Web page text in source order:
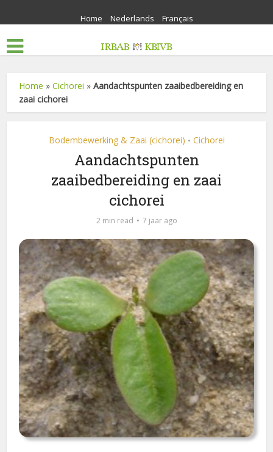
Home Nederlands Français
Home »Cichorei »Aandachtspunten zaaibedbereiding en
zaai cichorei
Bodembewerking & Zaai (cichorei) • Cichorei
Aandachtspunten
zaaibedbereiding en zaai
cichorei
2 min read 7 jaar ago